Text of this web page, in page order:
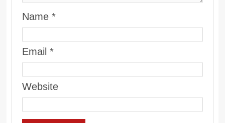
Name*
Email*
Website